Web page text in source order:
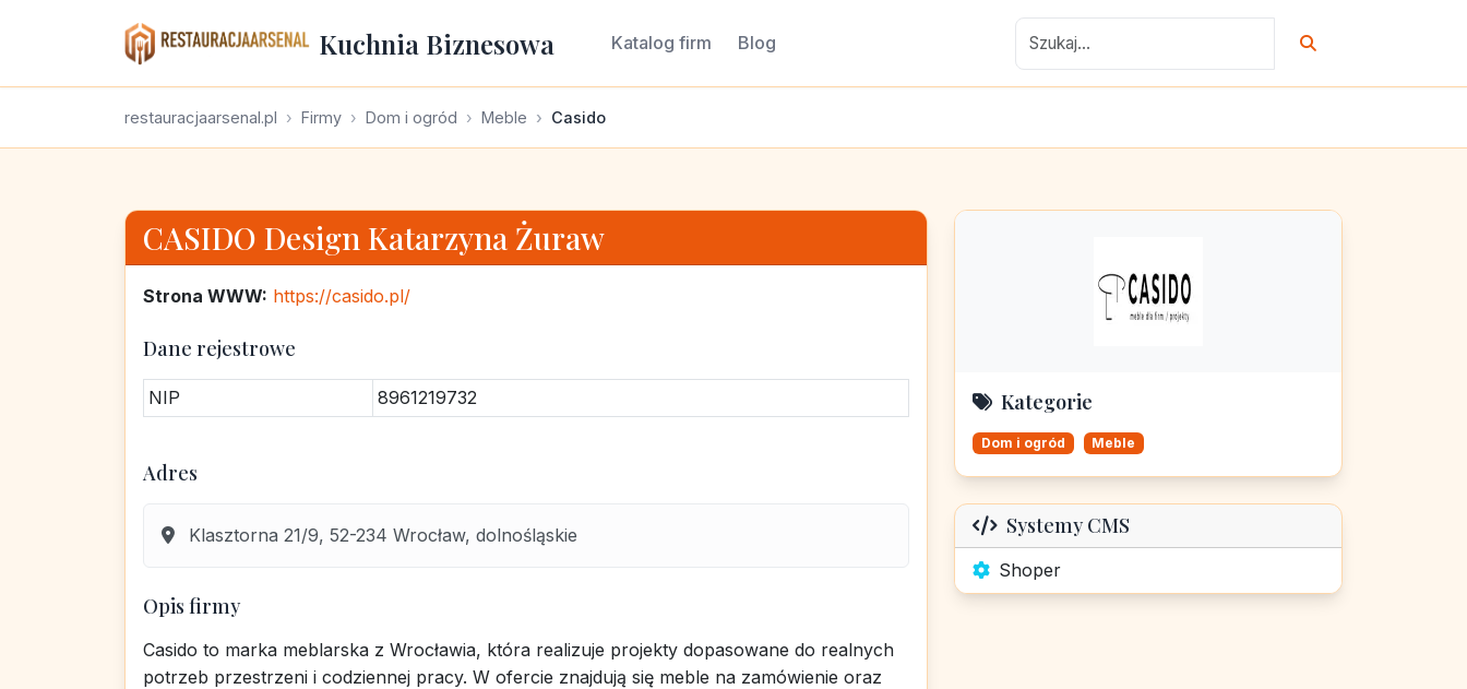
Kuchnia Biznesowa Katalog firm Blog
restauracjaarsenal.pl Firmy Dom i ogród Meble Casido
CASIDO Design Katarzyna Żuraw
Strona WWW: https://casido.pl/
Dane rejestrowe
NIP 8961219732
Adres
Klasztorna 21/9, 52-234 Wrocław, dolnośląskie
Opis firmy
Casido to marka meblarska z Wrocławia, która realizuje projekty dopasowane do realnych
potrzeb przestrzeni i codziennej pracy. W ofercie znajdują się meble na zamówienie oraz
Kategorie
Dom i ogród Meble
Systemy CMS
Shoper